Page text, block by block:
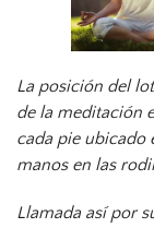
La posición del
de la meditación
cada pie ubicado
manos en las
Llamada así por